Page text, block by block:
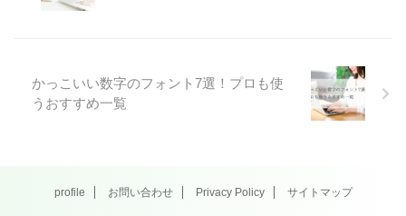
かっこいい数字のフォント7選！プロも使
うおすすめ一覧
profile お問い合わせ Privacy Policy サイトマップ